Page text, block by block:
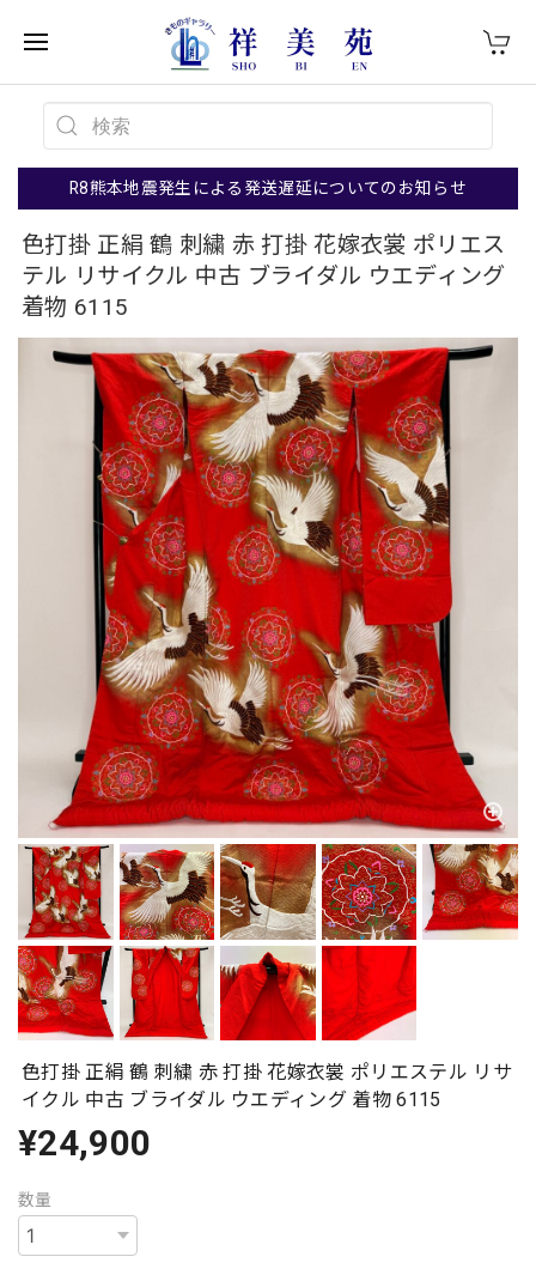
R8熊本地震発生による発送遅延についてのお知らせ
色打掛 正絹 鶴 刺繍 赤 打掛 花嫁衣裳 ポリエス
テル リサイクル 中古 ブライダル ウエディング
着物 6115
色打掛 正絹 鶴 刺繍 赤 打掛 花嫁衣裳 ポリエステル リサ
イクル 中古 ブライダル ウエディング 着物 6115
¥24,900
数量